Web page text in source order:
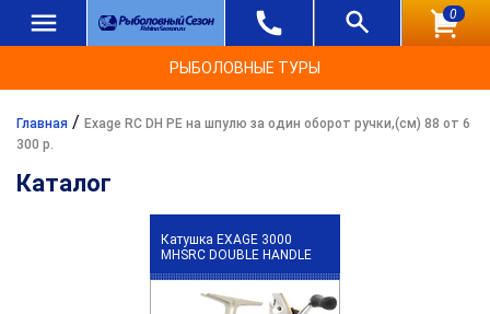
0
РЫБОЛОВНЫЕ ТУРЫ
Главная / Exage RC DH PE на шпулю за один оборот ручки,(см) 88 от 6
300 р.
Каталог
Катушка EXAGE 3000
MHSRC DOUBLE HANDLE